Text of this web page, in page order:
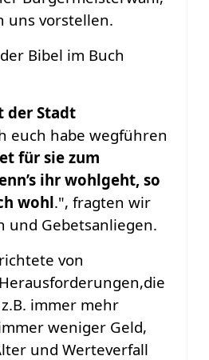
uns vorstellen.
Bibel im Buch
der Stadt
euch habe wegführen
für sie zum
ihr wohlgeht, so
wohl.", fragten wir
und Gebetsanliegen.
von
immer mehr
weniger Geld,
und Werteverfall